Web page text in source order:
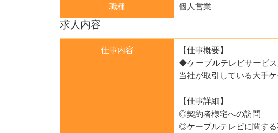
職種 個人営業
求人内容
仕事内容
【仕事概要】
◆ケーブルテレビサービ
当社が取引している大手
【仕事詳細】
◎契約者様宅への訪問
◎ケーブルテレビに関す